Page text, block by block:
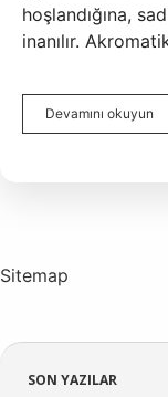
hoşlandığına,
inanılır.
Devamını okuyun
Sitemap
SON YAZILAR